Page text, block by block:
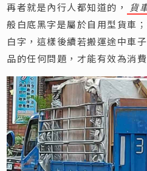
再者就是內行人都知道的， 貨
般白底黑字是屬於自用型貨車
白字，這樣後續若搬運途中車
品的任何問題，才能有效為消